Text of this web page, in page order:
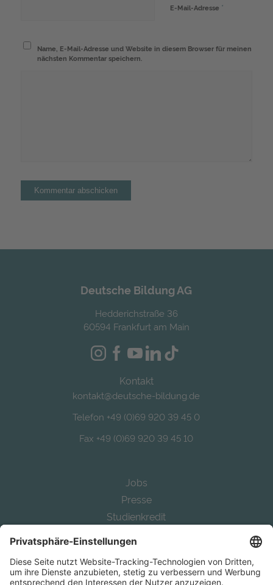
E-Mail-Adresse *
Name, E-Mail-Adresse und Website in diesem Browser für meinen
nächsten Kommentar speichern.
Deutsche Bildung AG
Hedderichstraße 36
60594 Frankfurt am Main
Kontakt
kontakt@deutsche-bildung.de
Telefon +49 (0)69 920 39 45 0
Fax +49 (0)69 920 39 45 10
Jobs
Presse
Studienkredit
Auslandsstudium finanzieren
Study in Germany